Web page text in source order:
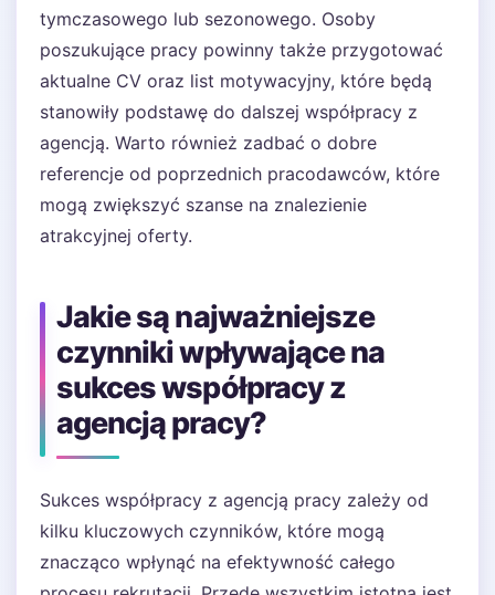
tymczasowego lub sezonowego. Osoby
poszukujące pracy powinny także przygotować
aktualne CV oraz list motywacyjny, które będą
stanowiły podstawę do dalszej współpracy z
agencją. Warto również zadbać o dobre
referencje od poprzednich pracodawców, które
mogą zwiększyć szanse na znalezienie
atrakcyjnej oferty.
Jakie są najważniejsze
czynniki wpływające na
sukces współpracy z
agencją pracy?
Sukces współpracy z agencją pracy zależy od
kilku kluczowych czynników, które mogą
znacząco wpłynąć na efektywność całego